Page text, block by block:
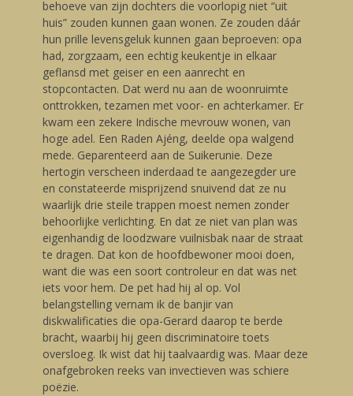
behoeve van zijn dochters die voorlopig niet “uit
huis” zouden kunnen gaan wonen. Ze zouden dáár
hun prille levensgeluk kunnen gaan beproeven: opa
had, zorgzaam, een echtig keukentje in elkaar
geflansd met geiser en een aanrecht en
stopcontacten. Dat werd nu aan de woonruimte
onttrokken, tezamen met voor- en achterkamer. Er
kwam een zekere Indische mevrouw wonen, van
hoge adel. Een Raden Ajéng, deelde opa walgend
mede. Geparenteerd aan de Suikerunie. Deze
hertogin verscheen inderdaad te aangezegder ure
en constateerde misprijzend snuivend dat ze nu
waarlijk drie steile trappen moest nemen zonder
behoorlijke verlichting. En dat ze niet van plan was
eigenhandig de loodzware vuilnisbak naar de straat
te dragen. Dat kon de hoofdbewoner mooi doen,
want die was een soort controleur en dat was net
iets voor hem. De pet had hij al op. Vol
belangstelling vernam ik de banjir van
diskwalificaties die opa-Gerard daarop te berde
bracht, waarbij hij geen discriminatoire toets
oversloeg. Ik wist dat hij taalvaardig was. Maar deze
onafgebroken reeks van invectieven was schiere
poëzie.